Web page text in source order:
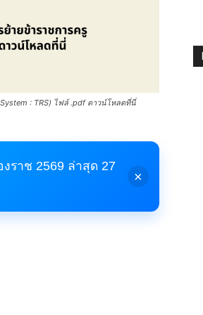
: TRS) ไฟล์ .pdf ดาวน์โหลดที่นี่
ราช 2569 ล่าสุด 27
×